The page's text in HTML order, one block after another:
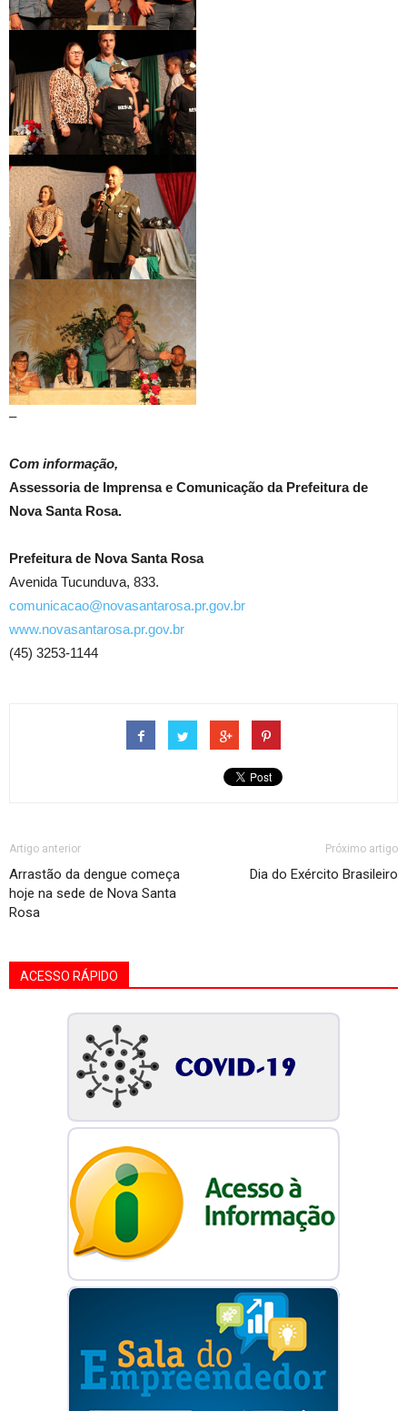
–
Com informação,
Assessoria de Imprensa e Comunicação da Prefeitura de
Nova Santa Rosa.
Prefeitura de Nova Santa Rosa
Avenida Tucunduva, 833.
comunicacao@novasantarosa.pr.gov.br
www.novasantarosa.pr.gov.br
(45) 3253-1144
Artigo anterior
Arrastão da dengue começa
hoje na sede de Nova Santa
Rosa
Próximo artigo
Dia do Exército Brasileiro
ACESSO RÁPIDO